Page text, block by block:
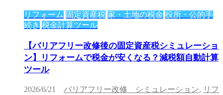
リフォーム 固定資産税 家・土地の税金 役所・公的手
続き 税金計算ツール
【バリアフリー改修後の固定資産税シミュレーショ
ン】リフォームで税金が安くなる？減税額自動計算
ツール
2026/6/21 バリアフリー改修 シミュレーション, リフ